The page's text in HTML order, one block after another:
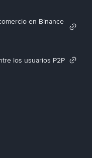
en Binance
los usuarios P2P